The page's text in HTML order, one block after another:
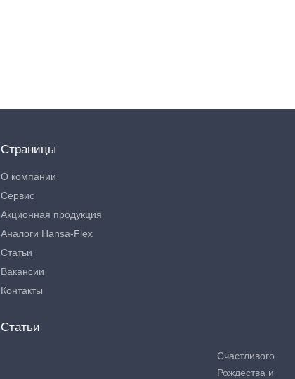
Страницы
О компании
Сервис
Акционная продукция
Аналоги Hansa-Flex
Статьи
Вакансии
Контакты
Статьи
Счастливого
Рождества и